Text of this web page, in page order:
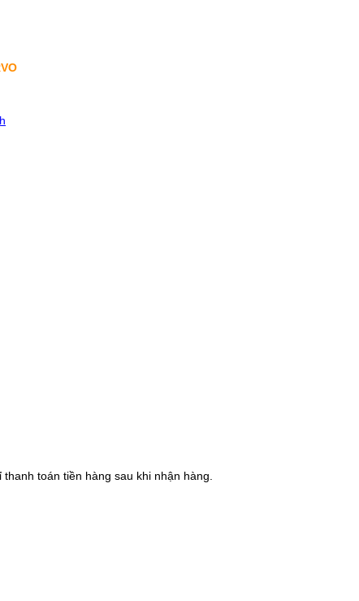
toán tiền hàng sau khi nhận hàng.